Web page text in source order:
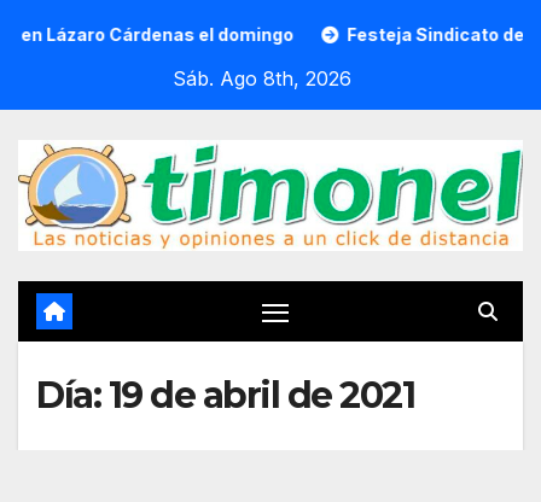
Cárdenas el domingo Festeja Sindicato de
Sáb. Ago 8th, 2026
Día:19 de abril de 2021